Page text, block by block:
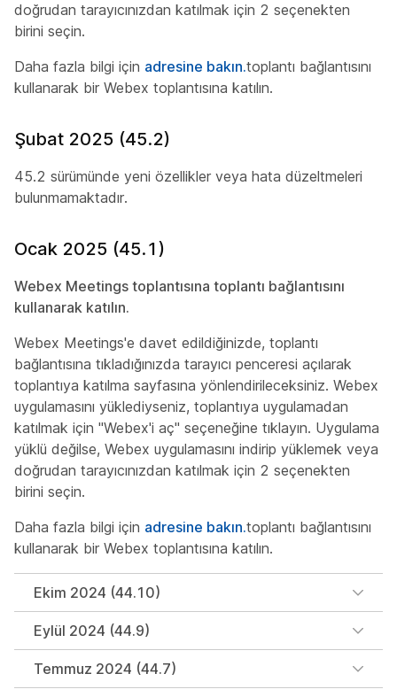
doğrudan tarayıcınızdan katılmak için 2 seçenekten
birini seçin.
Daha fazla bilgi için adresine bakın.toplantı bağlantısını
kullanarak bir Webex toplantısına katılın.
Şubat 2025 (45.2)
45.2 sürümünde yeni özellikler veya hata düzeltmeleri
bulunmamaktadır.
Ocak 2025 (45.1)
Webex Meetings toplantısına toplantı bağlantısını
kullanarak katılın.
Webex Meetings'e davet edildiğinizde, toplantı
bağlantısına tıkladığınızda tarayıcı penceresi açılarak
toplantıya katılma sayfasına yönlendirileceksiniz. Webex
uygulamasını yüklediyseniz, toplantıya uygulamadan
katılmak için "Webex'i aç" seçeneğine tıklayın. Uygulama
yüklü değilse, Webex uygulamasını indirip yüklemek veya
doğrudan tarayıcınızdan katılmak için 2 seçenekten
birini seçin.
Daha fazla bilgi için adresine bakın.toplantı bağlantısını
kullanarak bir Webex toplantısına katılın.
Ekim 2024 (44.10)
Eylül 2024 (44.9)
Temmuz 2024 (44.7)